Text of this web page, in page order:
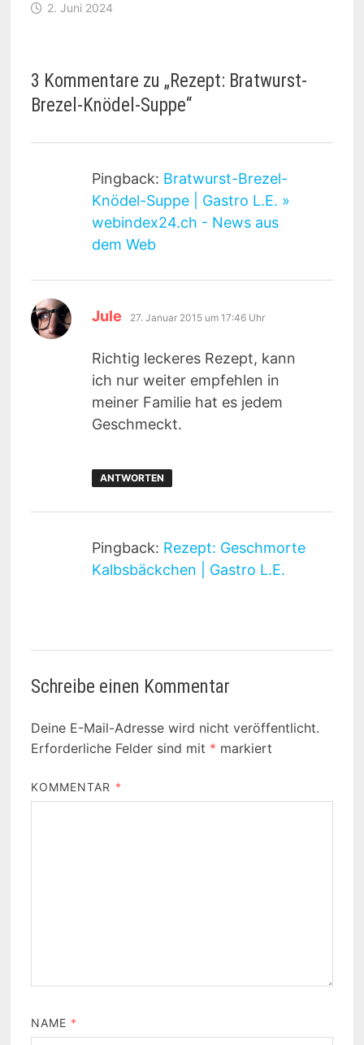
2. Juni 2024
3 Kommentare zu „Rezept: Bratwurst-
Brezel-Knödel-Suppe“
Pingback: Bratwurst-Brezel-
Knödel-Suppe | Gastro L.E. »
webindex24.ch - News aus
dem Web
Jule sagt:
27. Januar 2015 um 17:46 Uhr
Richtig leckeres Rezept, kann
ich nur weiter empfehlen in
meiner Familie hat es jedem
Geschmeckt.
ANTWORTEN
Pingback: Rezept: Geschmorte
Kalbsbäckchen | Gastro L.E.
Schreibe einen Kommentar
Deine E-Mail-Adresse wird nicht veröffentlicht.
Erforderliche Felder sind mit * markiert
KOMMENTAR *
NAME *